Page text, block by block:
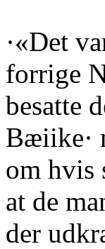
·«Det
forrige
besatte
Bæiike·
om hvis
at de
der